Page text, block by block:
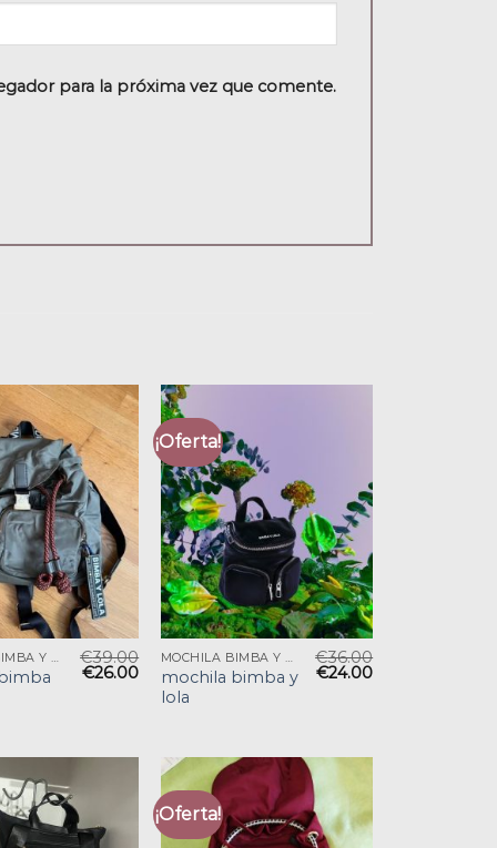
para la próxima vez que comente.
€39.00
€26.00
¡Oferta!
mochila bimba y
lola
€36.00
€24.00
¡Oferta!